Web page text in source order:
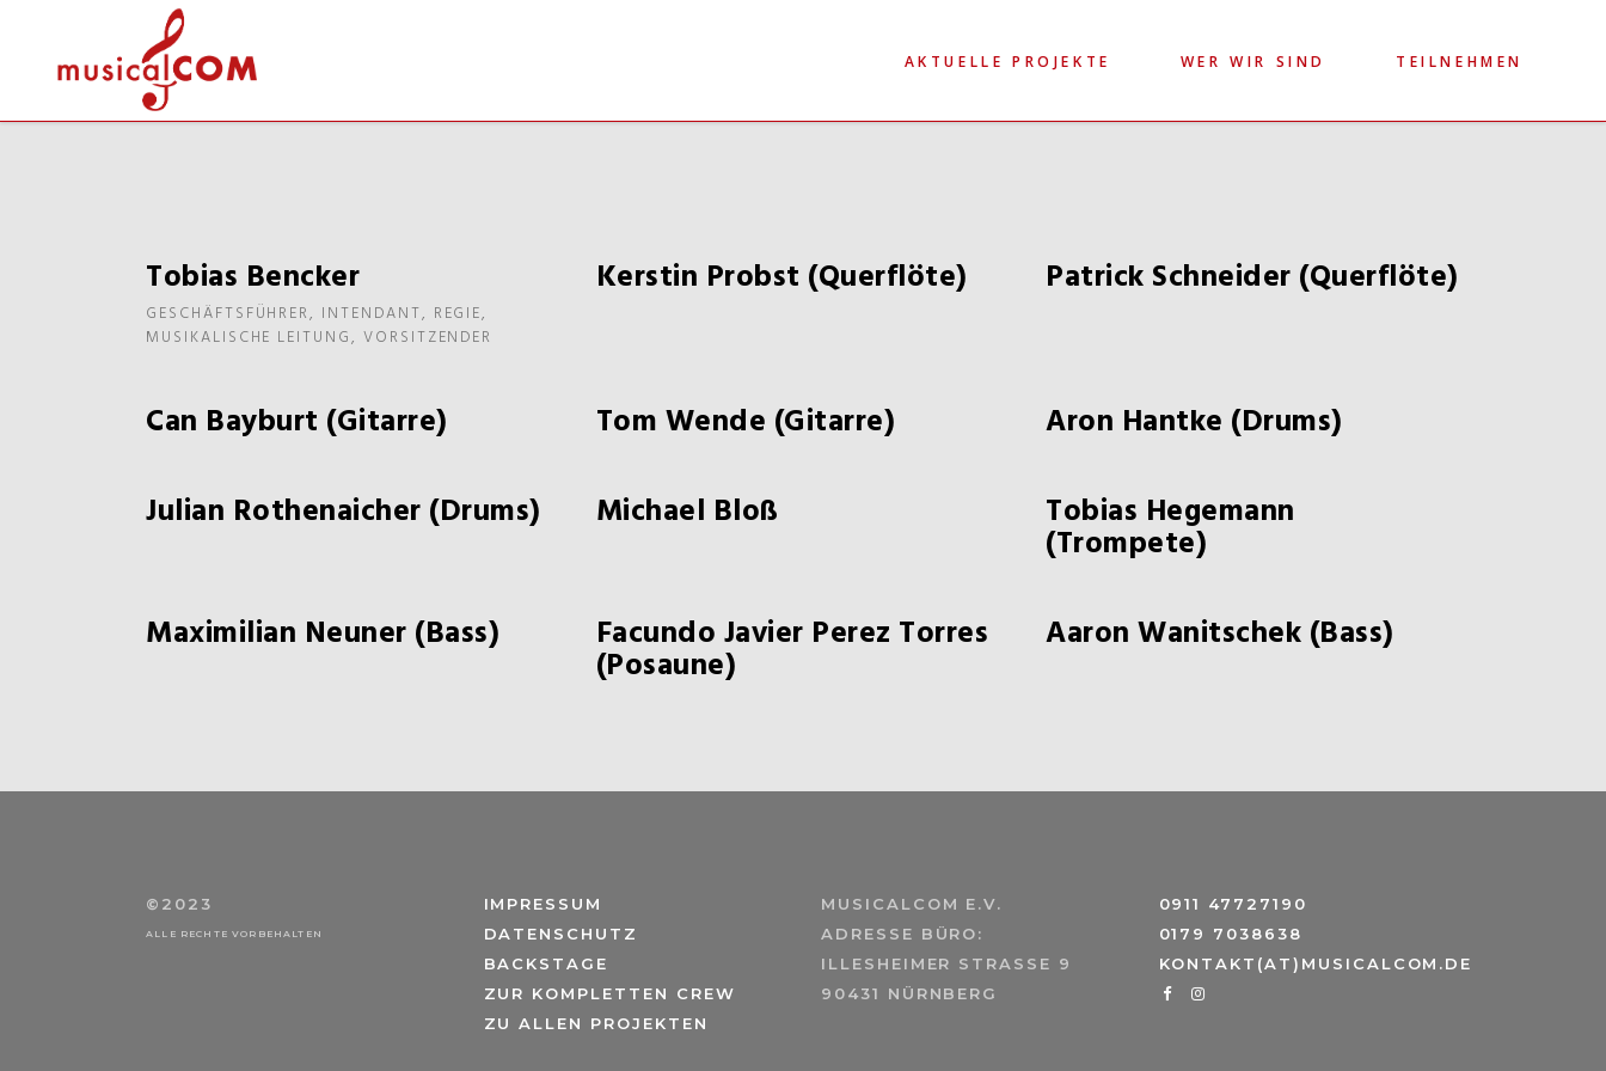
AKTUELLE PROJEKTE WER WIR SIND TEILNEHMEN
Tobias Bencker
GESCHÄFTSFÜHRER, INTENDANT, REGIE,
MUSIKALISCHE LEITUNG, VORSITZENDER
Kerstin Probst (Querflöte) Patrick Schneider (Querflöte)
Can Bayburt (Gitarre) Tom Wende (Gitarre)
Aron Hantke (Drums)
Julian Rothenaicher (Drums)
Michael Bloß Tobias Hegemann
(Trompete)
Maximilian Neuner (Bass)
Facundo Javier Perez Torres
(Posaune)
Aaron Wanitschek (Bass)
©2023
ALLE RECHTE VORBEHALTEN
IMPRESSUM
DATENSCHUTZ
BACKSTAGE
ZUR KOMPLETTEN CREW
ZU ALLEN PROJEKTEN
MUSICALCOM E.V.
ADRESSE BÜRO:
ILLESHEIMER STRASSE 9
90431 NÜRNBERG
0911 47727190
0179 7038638
KONTAKT(AT)MUSICALCOM.DE